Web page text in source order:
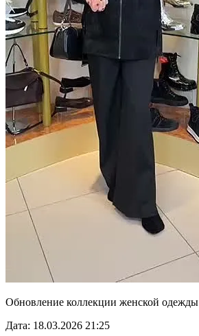
Обновление коллекции женской одежды
Дата: 18.03.2026 21:25